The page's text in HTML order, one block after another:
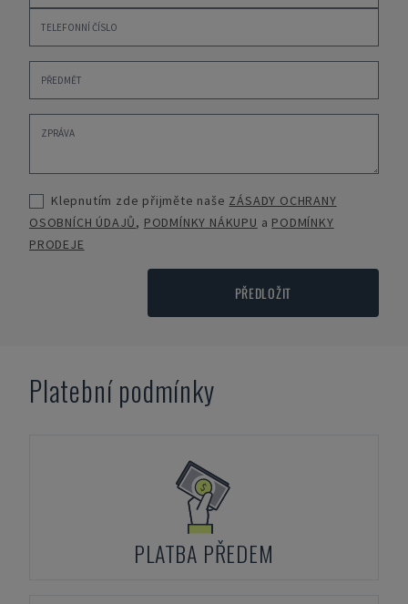
Klepnutím zde přijměte naše ZÁSADY OCHRANY
OSOBNÍCH ÚDAJŮ, PODMÍNKY NÁKUPU a PODMÍNKY
PRODEJE
PŘEDLOŽIT
Platební podmínky
PLATBA PŘEDEM